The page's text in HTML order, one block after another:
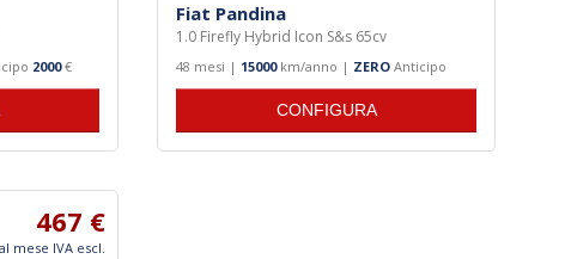
2000€
Fiat Pandina
1.0 Firefly Hybrid Icon S&s 65cv
48 mesi | 15000km/anno | ZERO Anticipo
CONFIGURA
467 €
al mese IVA escl.